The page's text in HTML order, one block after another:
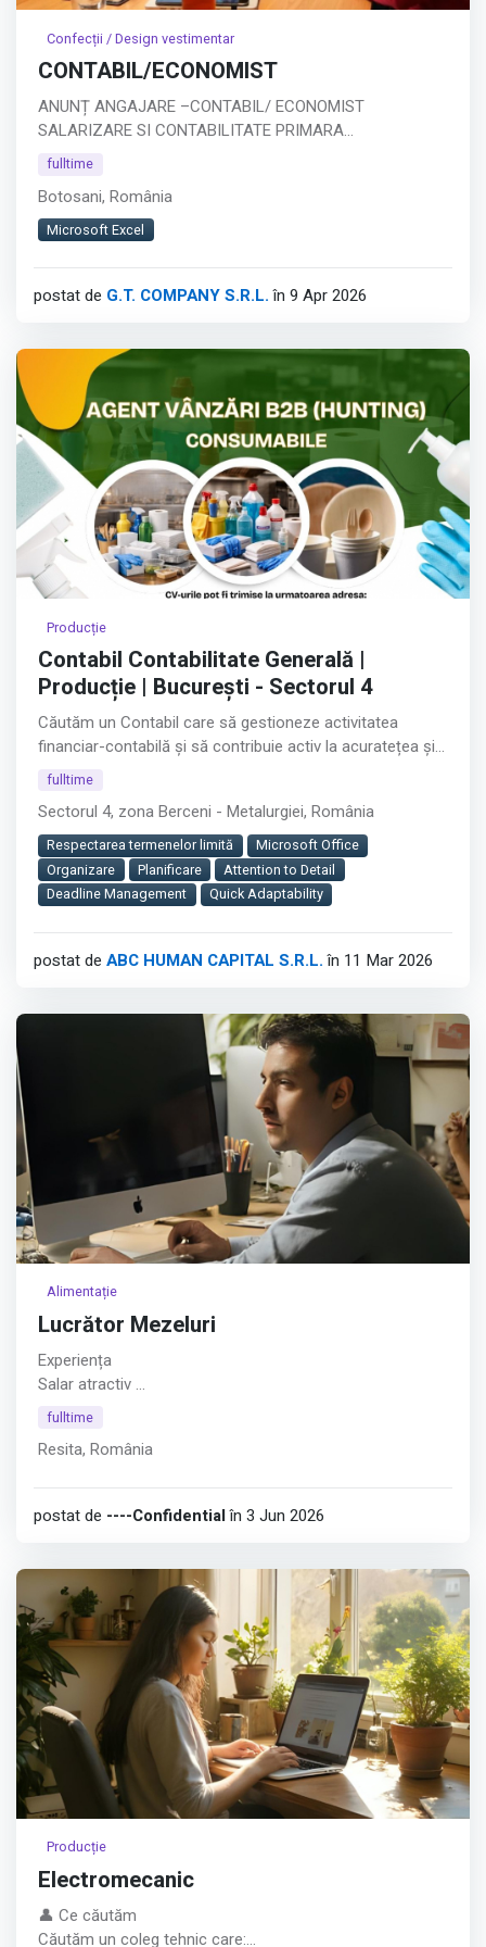
Confecții / Design vestimentar
CONTABIL/ECONOMIST
ANUNȚ ANGAJARE –CONTABIL/ ECONOMIST
SALARIZARE SI CONTABILITATE PRIMARA
Companie: SC GT COMPANY SRL BOTOSANI
Descrierea postului:
Căutăm un economist specializat în salarizare,
calcul salarial.
Responsabilități principale:
Întocmirea statelor de plată și a declarației D112
Calcularea și evidența tichetelor de masă
Afișează tot
fulltime
Botosani, România
Microsoft Excel
postat de G.T. COMPANY S.R.L. în 9 Apr 2026
Producție
Contabil Contabilitate Generală |
Producție | București - Sectorul 4
Căutăm un Contabil care să gestioneze activitatea
financiar-contabilă și să contribuie activ la acuratețea și
buna funcționare a proceselor interne.
Rolul jobului:
Vei asigura evidența contabilă corectă și completă a
companiei, contribuind la acuratețea raportărilor
Este un rol cheie în departamentul Financiar-Contabil, cu
impact direct asupra stabilității și conformității
Cerințe:
fulltime
Sectorul 4, zona Berceni - Metalurgiei, România
Respectarea termenelor limită
Microsoft Office
Organizare
Planificare
Attention to Detail
Deadline Management
Quick Adaptability
postat de ABC HUMAN CAPITAL S.R.L. în 11 Mar 2026
Alimentație
Lucrător Mezeluri
Experiența
Salar atractiv
Afișează tot
fulltime
Resita, România
postat de ----Confidentialîn 3 Jun 2026
Producție
Electromecanic
👤 Ce căutăm
Căutăm un coleg tehnic care: